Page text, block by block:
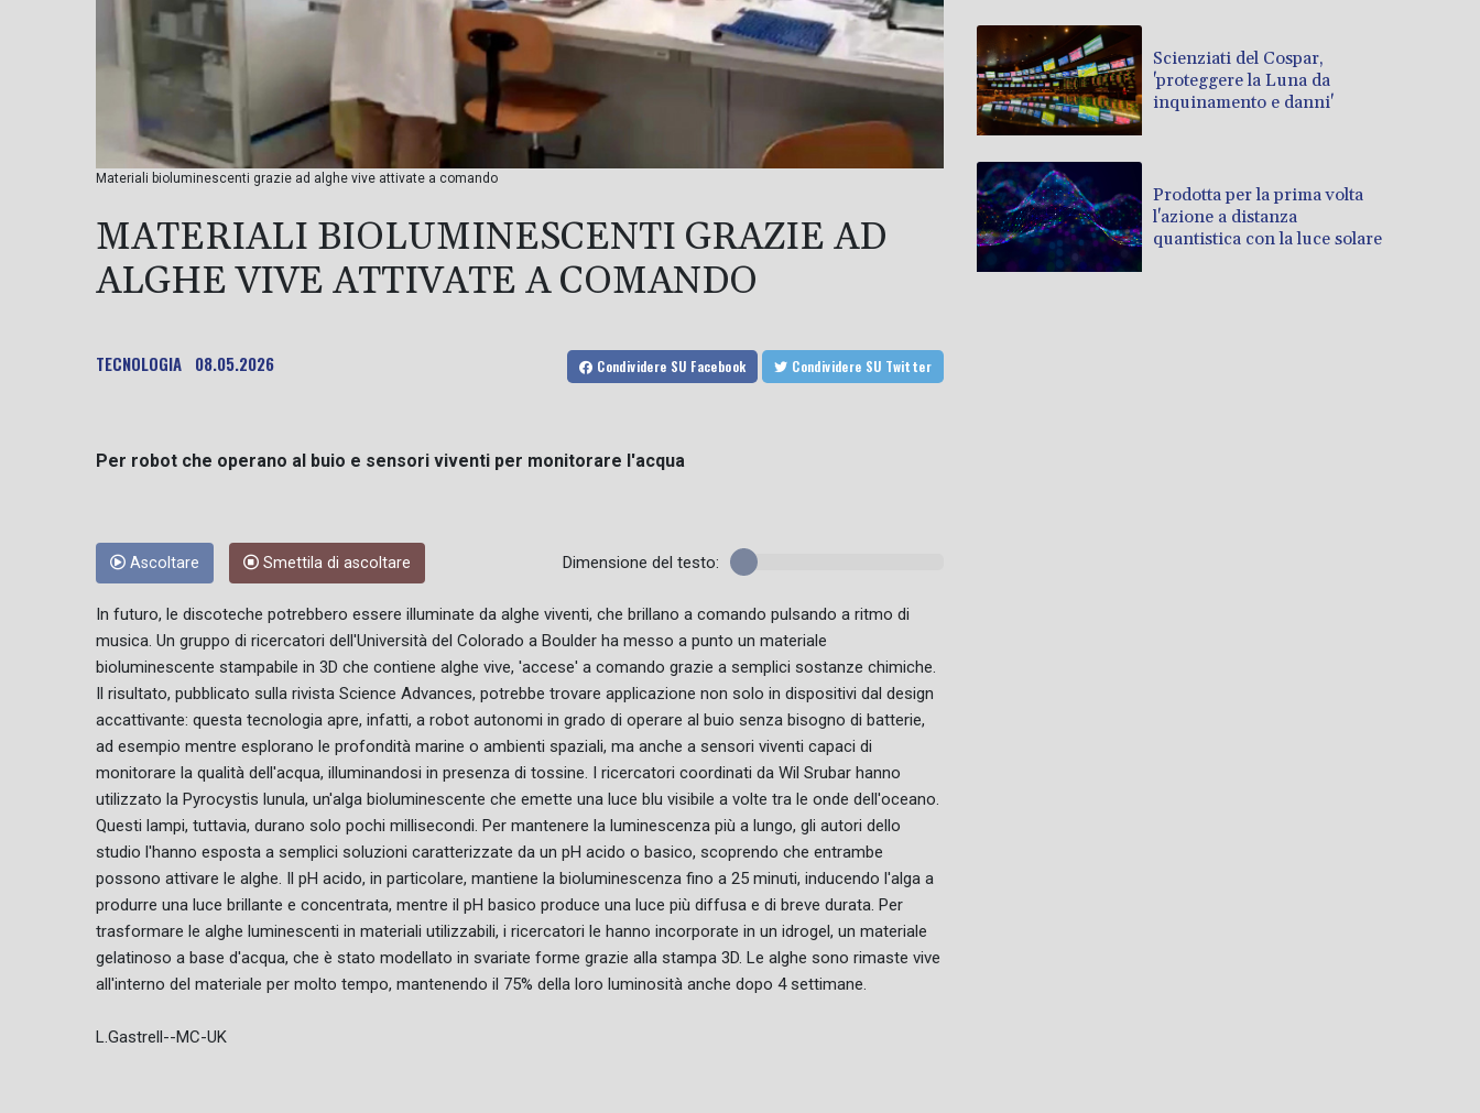
Materiali bioluminescenti grazie ad alghe vive attivate a comando
MATERIALI BIOLUMINESCENTI GRAZIE AD
ALGHE VIVE ATTIVATE A COMANDO
TECNOLOGIA 08.05.2026 Condividere SU Facebook Condividere SU Twitter
Per robot che operano al buio e sensori viventi per monitorare l'acqua
Ascoltare Smettila di ascoltare Dimensione del testo:
In futuro, le discoteche potrebbero essere illuminate da alghe viventi, che brillano a comando pulsando a ritmo di
musica. Un gruppo di ricercatori dell'Università del Colorado a Boulder ha messo a punto un materiale
bioluminescente stampabile in 3D che contiene alghe vive, 'accese' a comando grazie a semplici sostanze chimiche.
Il risultato, pubblicato sulla rivista Science Advances, potrebbe trovare applicazione non solo in dispositivi dal design
accattivante: questa tecnologia apre, infatti, a robot autonomi in grado di operare al buio senza bisogno di batterie,
ad esempio mentre esplorano le profondità marine o ambienti spaziali, ma anche a sensori viventi capaci di
monitorare la qualità dell'acqua, illuminandosi in presenza di tossine. I ricercatori coordinati da Wil Srubar hanno
utilizzato la Pyrocystis lunula, un'alga bioluminescente che emette una luce blu visibile a volte tra le onde dell'oceano.
Questi lampi, tuttavia, durano solo pochi millisecondi. Per mantenere la luminescenza più a lungo, gli autori dello
studio l'hanno esposta a semplici soluzioni caratterizzate da un pH acido o basico, scoprendo che entrambe
possono attivare le alghe. Il pH acido, in particolare, mantiene la bioluminescenza fino a 25 minuti, inducendo l'alga a
produrre una luce brillante e concentrata, mentre il pH basico produce una luce più diffusa e di breve durata. Per
trasformare le alghe luminescenti in materiali utilizzabili, i ricercatori le hanno incorporate in un idrogel, un materiale
gelatinoso a base d'acqua, che è stato modellato in svariate forme grazie alla stampa 3D. Le alghe sono rimaste vive
all'interno del materiale per molto tempo, mantenendo il 75% della loro luminosità anche dopo 4 settimane.
L.Gastrell--MC-UK
Scienziati del Cospar,
'proteggere la Luna da
inquinamento e danni'
Prodotta per la prima volta
l'azione a distanza
quantistica con la luce solare